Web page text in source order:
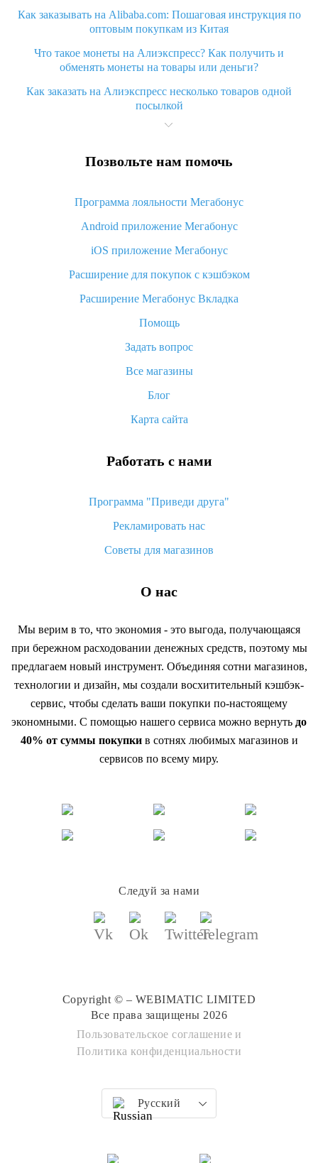
Как заказывать на Alibaba.com: Пошаговая инструкция по
оптовым покупкам из Китая
Что такое монеты на Алиэкспресс? Как получить и
обменять монеты на товары или деньги?
Как заказать на Алиэкспресс несколько товаров одной
посылкой
Что значит статус «Заказ закрыт» на Алиэкспресс и что
Что делать, если Алиэкспресс просит ввести паспортные
Как узнать, куда пришла посылка с Алиэкспресс
Вы отменили заказ на Алиэкспресс, когда вернут деньги?
Что такое баллы на Алиэкспресс, как их получить и
«AliExpress Standard Shipping»: что это за метод доставки и
как его отслеживать
Как покупать оптом на Алиэкспресс
Что делать, если не пришел товар с Алиэкспресс
возврата денег
Позвольте нам помочь
Программа лояльности Мегабонус
Android приложение Мегабонус
iOS приложение Мегабонус
Расширение для покупок с кэшбэком
Расширение Мегабонус Вкладка
Помощь
Задать вопрос
Все магазины
Блог
Карта сайта
Работать с нами
Программа "Приведи друга"
Рекламировать нас
Советы для магазинов
О нас
Мы верим в то, что экономия - это выгода, получающаяся
при бережном расходовании денежных средств, поэтому мы
предлагаем новый инструмент. Объединяя сотни магазинов,
технологии и дизайн, мы создали восхитительный кэшбэк-
сервис, чтобы сделать ваши покупки по-настоящему
экономными. С помощью нашего сервиса можно вернуть до
40% от суммы покупкив сотнях любимых магазинов и
сервисов по всему миру.
Следуй за нами
Copyright © – WEBIMATIC LIMITED
Все права защищены 2026
Пользовательское соглашение и
Политика конфиденциальности
Русский